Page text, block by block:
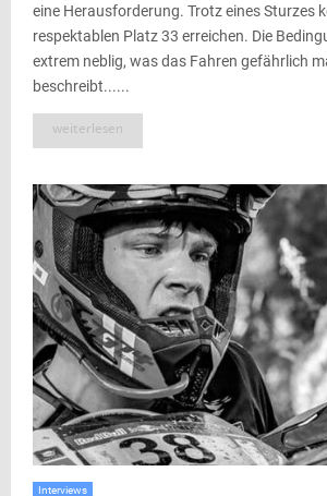
eine Herausforderung. Trotz eines Sturzes
respektablen Platz 33 erreichen. Die
extrem neblig, was das Fahren gefährlich
beschreibt......
weiterlesen
Interviews